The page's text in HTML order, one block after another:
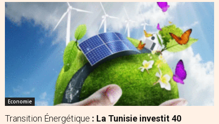
Economie
Transition Énergétique : La Tunisie investit 40